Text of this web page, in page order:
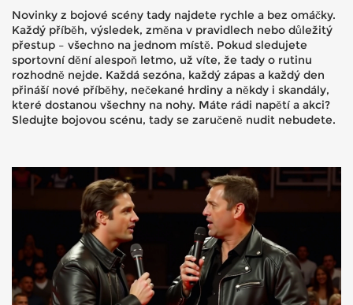
Novinky z bojové scény tady najdete rychle a bez omáčky.
Každý příběh, výsledek, změna v pravidlech nebo důležitý
přestup – všechno na jednom místě. Pokud sledujete
sportovní dění alespoň letmo, už víte, že tady o rutinu
rozhodně nejde. Každá sezóna, každý zápas a každý den
přináší nové příběhy, nečekané hrdiny a někdy i skandály,
které dostanou všechny na nohy. Máte rádi napětí a akci?
Sledujte bojovou scénu, tady se zaručeně nudit nebudete.